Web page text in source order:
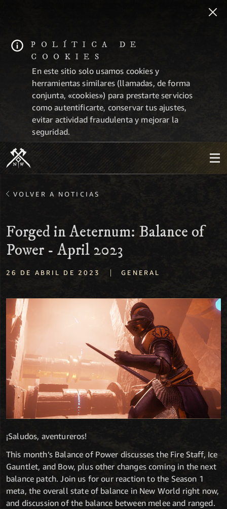
POLÍTICA DE
COOKIES
En este sitio solo usamos cookies y
herramientas similares (llamadas, de forma
conjunta, «cookies») para prestarte servicios
como autentificarte, conservar tus ajustes,
evitar actividad fraudulenta y mejorar la
seguridad.
VOLVER A NOTICIAS
Forged in Aeternum: Balance of
Power - April 2023
26 DE ABRIL DE 2023 | GENERAL
¡Saludos, aventureros!
This month’s Balance of Power discusses the Fire Staff, Ice
Gauntlet, and Bow, plus other changes coming in the next
balance patch. Join us for our reaction to the Season 1
meta, the overall state of balance in New World right now,
and discussion of the balance between melee and ranged.